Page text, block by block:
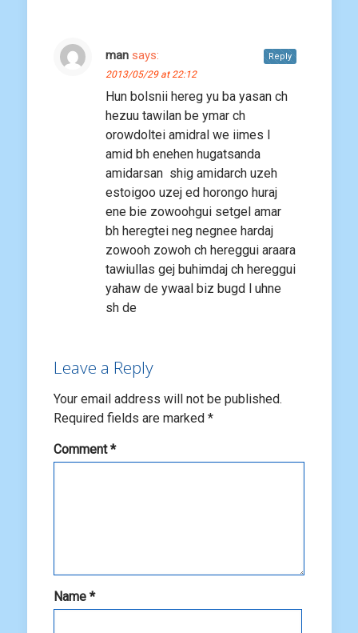
man says:
2013/05/29 at 22:12
Hun bolsnii hereg yu ba yasan ch
hezuu tawilan be ymar ch
orowdoltei amidral we iimes l
amid bh enehen hugatsanda
amidarsan shig amidarch uzeh
estoigoo uzej ed horongo huraj
ene bie zowoohgui setgel amar
bh heregtei neg negnee hardaj
zowooh zowoh ch hereggui araara
tawiullas gej buhimdaj ch hereggui
yahaw de ywaal biz bugd l uhne
sh de
Reply
Leave a Reply
Your email address will not be published.
Required fields are marked *
Comment*
Name *